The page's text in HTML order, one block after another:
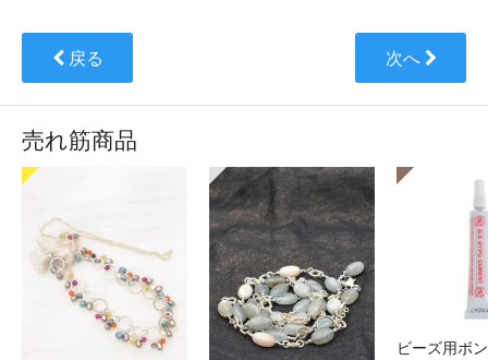
戻る 次へ
売れ筋商品
ビーズ用ボ